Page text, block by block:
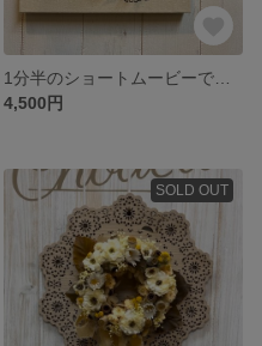
4,500円
SOLD OUT